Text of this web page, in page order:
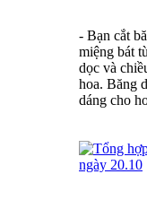
- Bạn cắt
miệng bát
dọc và
hoa. Băng
dáng cho